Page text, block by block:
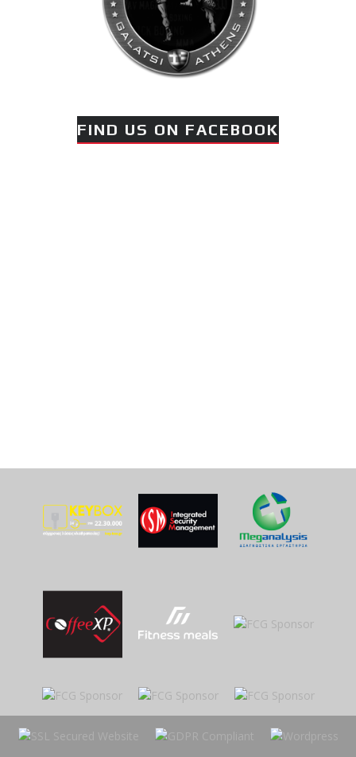
FIND US ON FACEBOOK